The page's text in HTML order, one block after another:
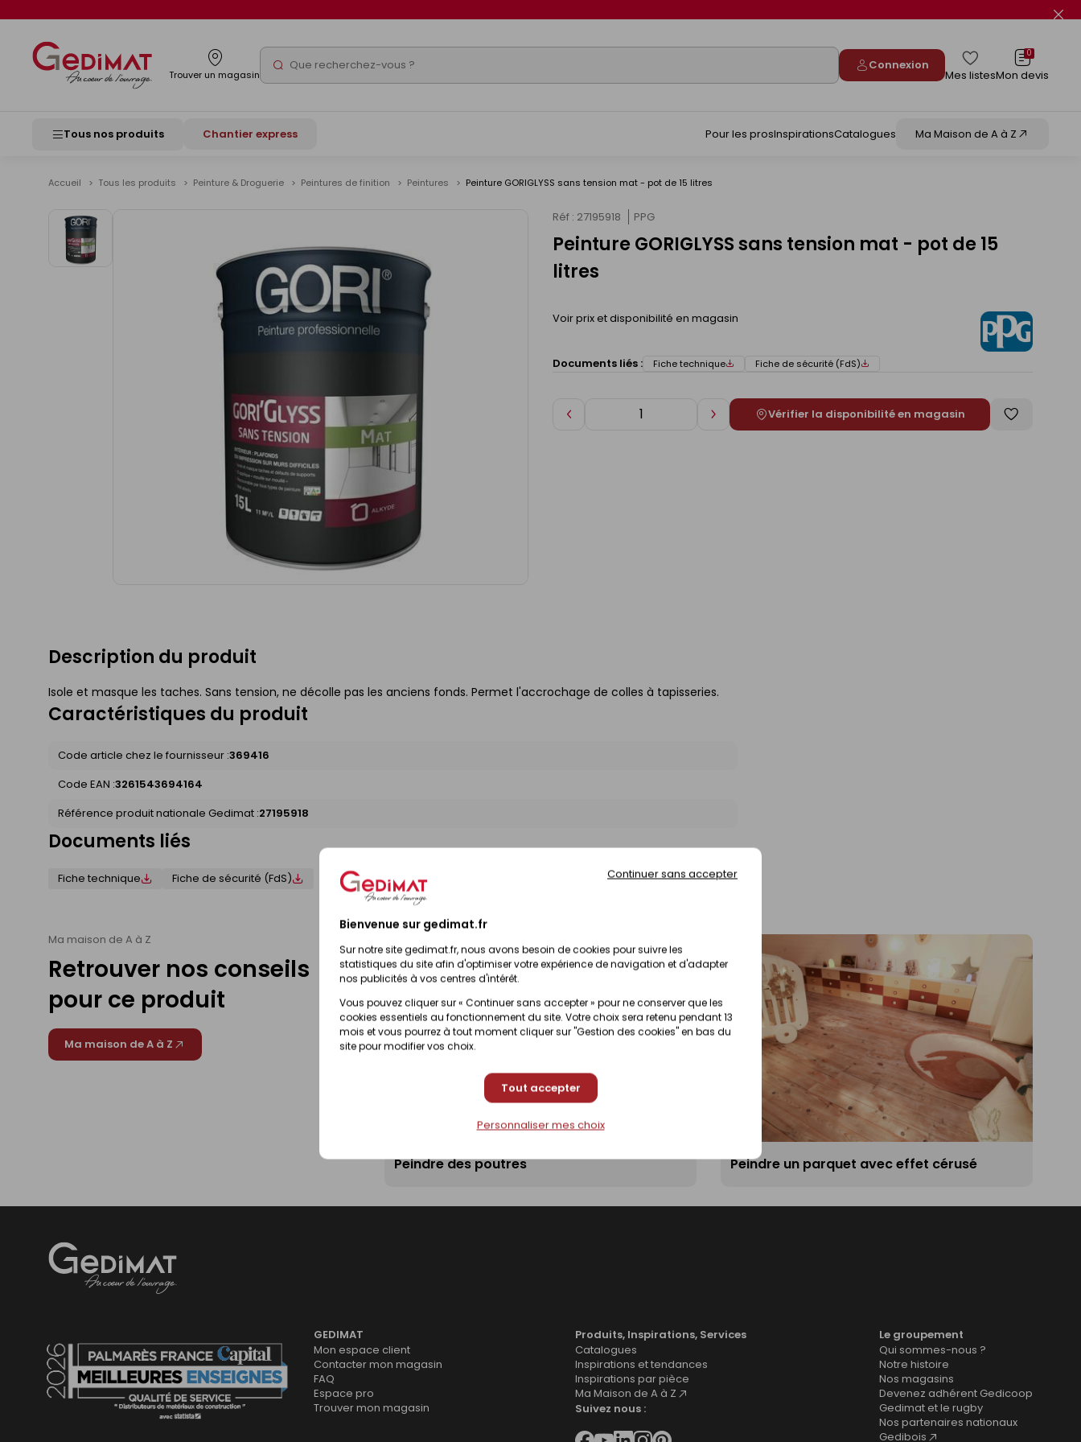
Bienvenue sur gedimat.fr
Sur notre site gedimat.fr, nous avons besoin de cookies pour suivre les
statistiques du site afin d'optimiser votre expérience de navigation et d'adapter
nos publicités à vos centres d'intérêt.
Vous pouvez cliquer sur « Continuer sans accepter » pour ne conserver que les
cookies essentiels au fonctionnement du site. Votre choix sera retenu pendant 13
mois et vous pourrez à tout moment cliquer sur "Gestion des cookies" en bas du
site pour modifier vos choix.
Tout accepter
Continuer sans accepter
Personnaliser mes choix
Trouver un magasin Rechercher Connexion
Mes listes
0
Mon devis
Tous nos produits Chantier express Pour les prosInspirationsCatalogues Ma Maison de A à Z
Accueil Tous les produits Peinture & Droguerie Peintures de finition Peintures Peinture GORIGLYSS sans tension mat - pot de 15 litres
Réf : 27195918 PPG
Peinture GORIGLYSS sans tension mat - pot de 15
litres
Voir prix et disponibilité en magasin
Documents liés : Fiche technique Fiche de sécurité (FdS)
Diminuer AugmenterVérifier la disponibilité en magasin
Enregistrer
Description du produit
Isole et masque les taches. Sans tension, ne décolle pas les anciens fonds. Permet l'accrochage de colles à tapisseries.
Caractéristiques du produit
Code article chez le fournisseur :369416
Code EAN :3261543694164
Référence produit nationale Gedimat :27195918
Documents liés
Fiche technique Fiche de sécurité (FdS)
Ma maison de A à Z
Retrouver nos conseils
pour ce produit
Ma maison de A à Z
Peindre des poutres Peindre un parquet avec effet cérusé
GEDIMAT
Mon espace client
Contacter mon magasin
FAQ
Espace pro
Trouver mon magasin
Produits, Inspirations, Services
Catalogues
Inspirations et tendances
Inspirations par pièce
Ma Maison de A à Z
Suivez nous :
Le groupement
Qui sommes-nous ?
Notre histoire
Nos magasins
Devenez adhérent Gedicoop
Gedimat et le rugby
Nos partenaires nationaux
Gedibois